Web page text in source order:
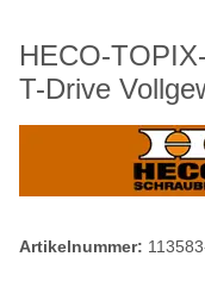
HECO-
T-Drive
Artikelnummer: